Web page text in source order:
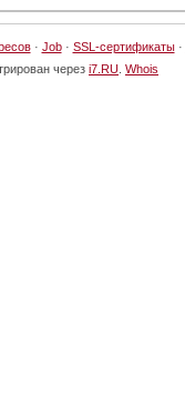
· Job· SSL-сертификаты·
через i7.RU Whois